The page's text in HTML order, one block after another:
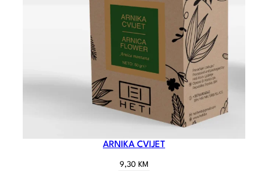
ARNIKA CVIJET
9,30 KM